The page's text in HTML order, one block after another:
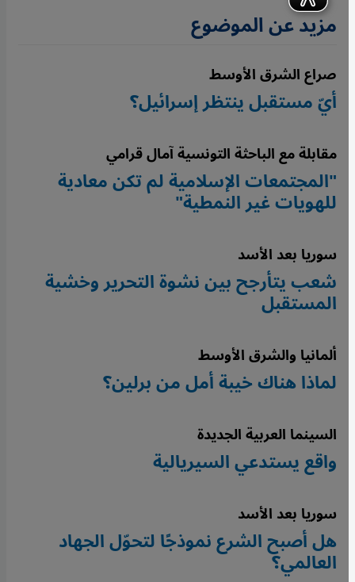
مزيد عن الموضوع
صراع الشرق الأوسط
أيّ مستقبل ينتظر إسرائيل؟
مقابلة مع الباحثة التونسية آمال قرامي
"المجتمعات الإسلامية لم تكن معادية
للهويات غير النمطية"
سوريا بعد الأسد
شعب يتأرجح بين نشوة التحرير وخشية
المستقبل
ألمانيا والشرق الأوسط
لماذا هناك خيبة أمل من برلين؟
السينما العربية الجديدة
واقع يستدعي السيريالية
سوريا بعد الأسد
هل أصبح الشرع نموذجًا لتحوّل الجهاد
العالمي؟